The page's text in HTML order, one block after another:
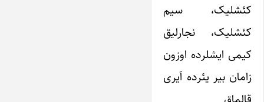
کئشلیک، سیم
کئشلیک، نجارلیق
کیمی ایشلرده اوزون
زامان بیر یئرده اَیری